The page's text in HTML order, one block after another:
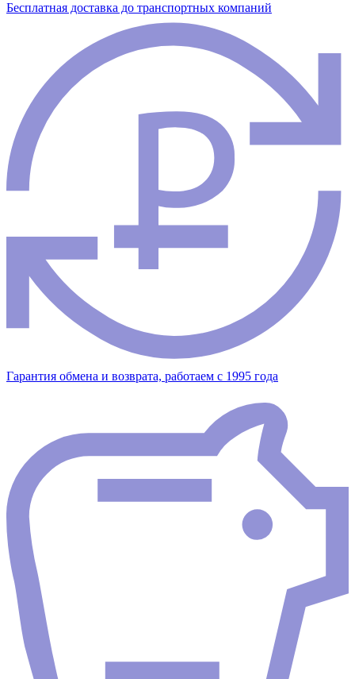
Бесплатная доставка до транспортных компаний
Гарантия обмена и возврата, работаем с 1995 года